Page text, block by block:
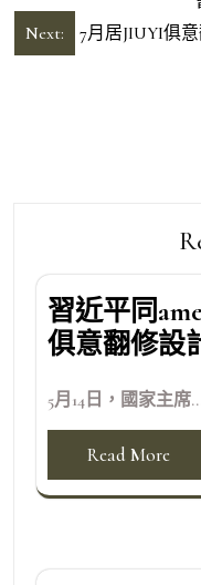
導
Next:
7月居JIUYI俱
習近平同
俱意翻修設
5月14日，國家主席
Read More